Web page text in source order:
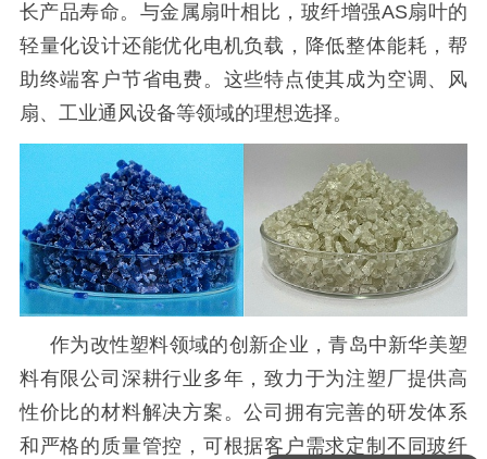
长产品寿命。与金属扇叶相比，玻纤增强AS扇叶的
轻量化设计还能优化电机负载，降低整体能耗，帮
助终端客户节省电费。这些特点使其成为空调、风
扇、工业通风设备等领域的理想选择。
作为改性塑料领域的创新企业，青岛中新华美塑
料有限公司深耕行业多年，致力于为注塑厂提供高
性价比的材料解决方案。公司拥有完善的研发体系
和严格的质量管控，可根据客户需求定制不同玻纤